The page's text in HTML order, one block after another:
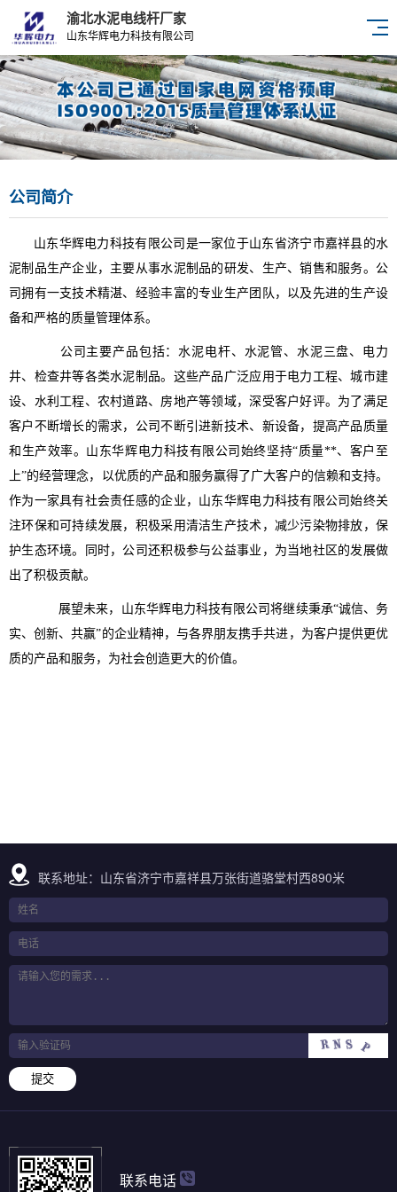
渝北水泥电线杆厂家
山东华辉电力科技有限公司
公司简介
山东华辉电力科技有限公司是一家位于山东省济宁市嘉祥县的水
泥制品生产企业，主要从事水泥制品的研发、生产、销售和服务。公
司拥有一支技术精湛、经验丰富的专业生产团队，以及先进的生产设
备和严格的质量管理体系。
公司主要产品包括：水泥电杆、水泥管、水泥三盘、电力
井、检查井等各类水泥制品。这些产品广泛应用于电力工程、城市建
设、水利工程、农村道路、房地产等领域，深受客户好评。为了满足
客户不断增长的需求，公司不断引进新技术、新设备，提高产品质量
和生产效率。山东华辉电力科技有限公司始终坚持“质量**、客户至
上”的经营理念，以优质的产品和服务赢得了广大客户的信赖和支持。
作为一家具有社会责任感的企业，山东华辉电力科技有限公司始终关
注环保和可持续发展，积极采用清洁生产技术，减少污染物排放，保
护生态环境。同时，公司还积极参与公益事业，为当地社区的发展做
出了积极贡献。
展望未来，山东华辉电力科技有限公司将继续秉承“诚信、务
实、创新、共赢”的企业精神，与各界朋友携手共进，为客户提供更优
质的产品和服务，为社会创造更大的价值。
联系地址：山东省济宁市嘉祥县万张街道骆堂村西890米
提交
联系电话